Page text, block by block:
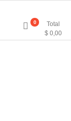
0
Total
$ 0,00